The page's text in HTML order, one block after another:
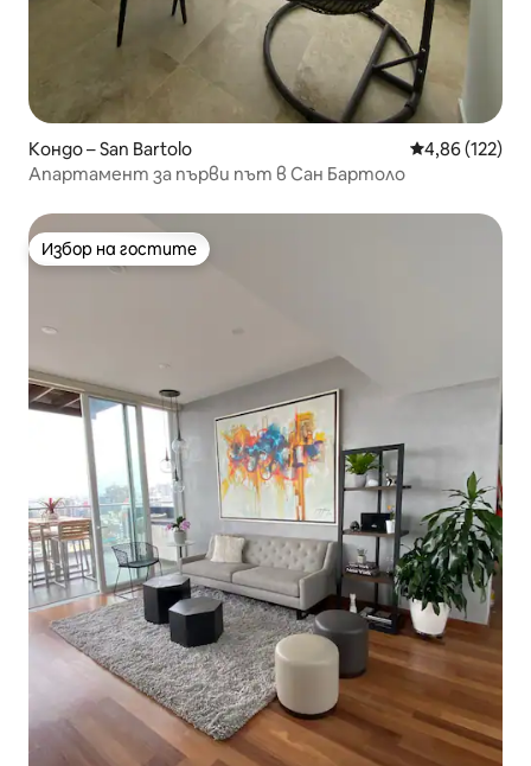
Кондо – San Bartolo Средна
4,86 (122)
Апартамент за първи път в Сан Бартоло
Избор на гостите
Избор на гостите